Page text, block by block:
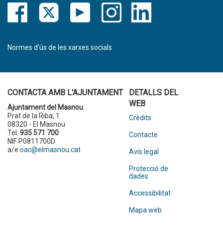
Normes d’ús de les xarxes socials
CONTACTA AMB L'AJUNTAMENT
Ajuntament del Masnou
Prat de la Riba, 1
08320 - El Masnou
Tel. 935 571 700
NIF P0811700D
a/e oac@elmasnou.cat
DETALLS DEL
WEB
Crèdits
Contacte
Avís legal
Protecció de
dades
Accessibilitat
Mapa web